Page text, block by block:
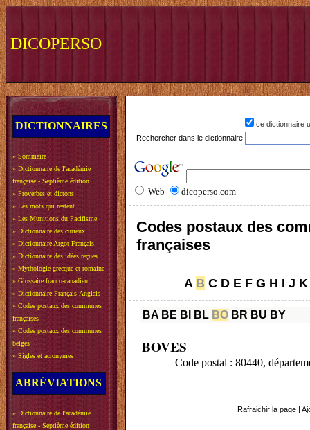
DICOPERSO
DICTIONNAIRES
» Sommaire
» Dictionnaire de l'académie
française - Septième édition
» Proverbes et dictons
» Les mots qui restent
» Les Munitions du Pacifisme
» Dictionnaire des curieux
» Dictionnaire Argot-Français
» Dictionnaire des idées reçues
» Mythologie grecque et romaine
» Glossaire franco-canadien
» Dictionnaire Français-Anglais
» Codes postaux des communes
françaises
» Codes postaux des communes
belges
» Sigles et acronymes
ABRÉVIATIONS
» Dictionnaire de l'académie
française - Septième édition
ce dictionnaire
Rechercher dans le dictionnaire
Web dicoperso.com
Codes postaux des
françaises
A B C D E F G H I J K
BA BE BI BL BO BR BU BY
BOVES
Code postal : 80440,
Rafraichir la page